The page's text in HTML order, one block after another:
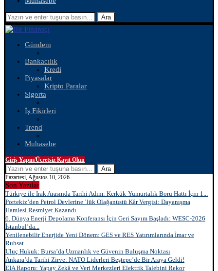
Ara
Gündem
Bankacılık
Kredi
Piyasalar
Kripto Paralar
Sigorta
İş Fikirleri
Trend
Muhasebe
Giriş Yapın/Ücretsiz Kayıt Olun
Ara
Pazartesi, Ağustos 10, 2026
Son Yazılar
Türkiye ile Irak Arasında Tarihi Adım: Kerkük-Yumurtalık Boru Hattı İçin 1...
Portekiz’den Petrol Devlerine ’lük Olağanüstü Kâr Vergisi: Dayanışma
Hamlesi Resmiyet Kazandı
6. Dünya Enerji Depolama Konferansı İçin Geri Sayım Başladı: WESC-2026
İstanbul’da...
Yenilenebilir Enerjide Yeni Dönem: GES ve RES Yatırımlarında İmar ve
Ruhsat...
Uluç Hukuk: Bursa’da Uzmanlık ve Güvenin Buluşma Noktası
Ankara’da Tarihi Zirve: NATO Liderleri Beştepe’de Bir Araya Geldi!
EIA Raporu: Yapay Zekâ ve Veri Merkezleri Elektrik Talebini Rekor